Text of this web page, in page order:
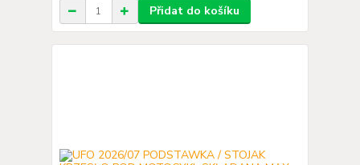
Přidat do košíku